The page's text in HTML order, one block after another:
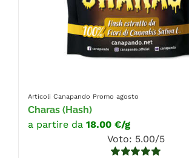
Articoli Canapando Promo agosto
Charas (Hash)
a partire da 18.00 €/g
Voto: 5.00/5